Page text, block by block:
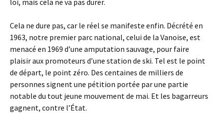
loi, mais cela ne va pas durer.
Cela ne dure pas, car le réel se manifeste enfin. Décrété en
1963, notre premier parc national, celui de la Vanoise, est
menacé en 1969 d’une amputation sauvage, pour faire
plaisir aux promoteurs d’une station de ski. Tel est le point
de départ, le point zéro. Des centaines de milliers de
personnes signent une pétition portée par une partie
notable du tout jeune mouvement de mai. Et les bagarreurs
gagnent, contre l’État.